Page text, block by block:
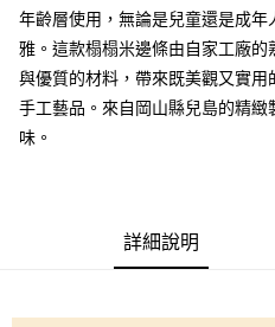
1.分期款項不併入電信帳單，「大哥付
醒簡訊。
2.透過簡訊連結打開帳單後，可選擇
帳／街口支付／iPASS MONEY」等通
【注意事項】
1.本服務係由「台灣大哥大股份有限公
由本公司與您本人進行分期帳單所需資
3.完整用戶服務條款，請詳閱以下連結：
【「AFTEE先享後付」結帳流程】
１．於結帳方式選擇「AFTEE先享後
結帳頁面，進行簡訊認證並確認金額
２．訂單成立數日內，您將收到繳費通
３．收到繳費通知簡訊後14天內，點
ATM／網路銀行／等多元方式進行付款
※ 請注意：結帳手續完成當下不需立刻
是否繳費成功／繳費後需取消欲退款
客戶支援中心」https://
１．透過由恩沛科技股份有限公司提
每筆NT$65，滿NT$1,500(含以上
7-11取貨付款
每筆NT$65，滿NT$1,500(含以上)
宅配
年齡層使用，無論是兒童還是成
雅。這款榻榻米邊條由自家工廠
與優質的材料，帶來既美觀又實
手工藝品。來自岡山縣兒島的精緻
味。
詳細說明